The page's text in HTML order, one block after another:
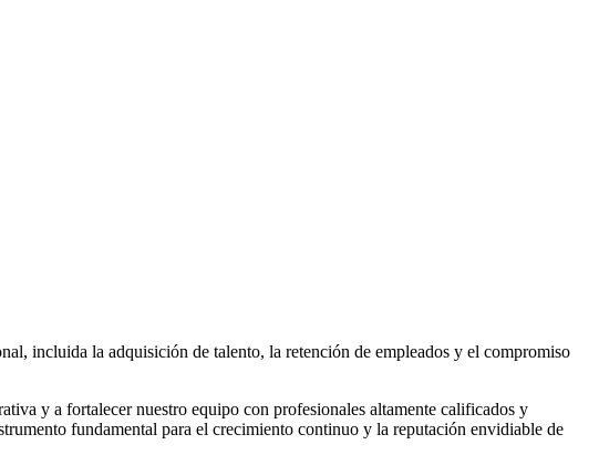
incluida la adquisición de talento, la retención de empleados y el compromiso
y a fortalecer nuestro equipo con profesionales altamente calificados y
fundamental para el crecimiento continuo y la reputación envidiable de